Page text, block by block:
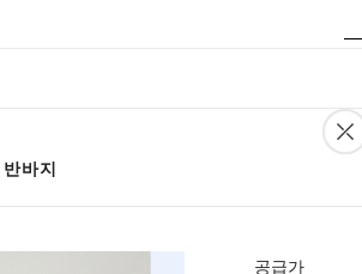
바지
공급가